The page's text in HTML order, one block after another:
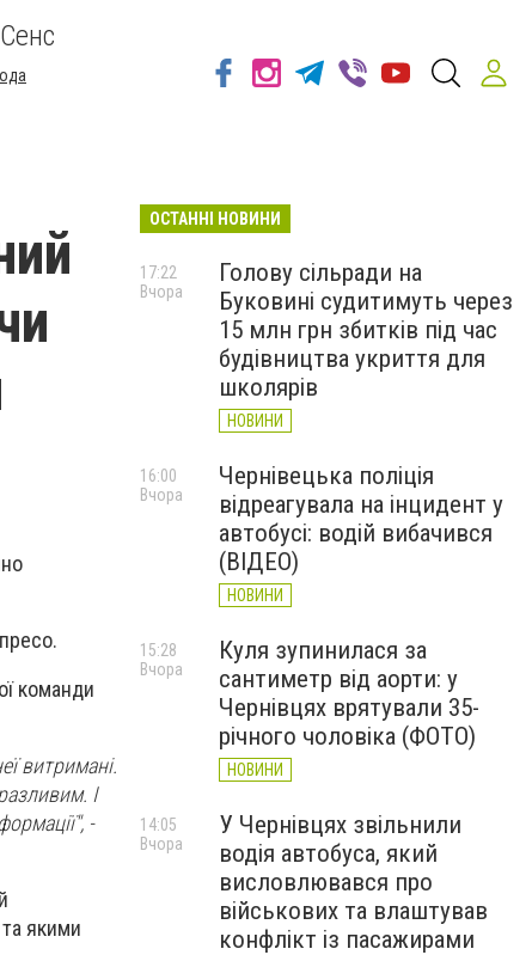
команди
витримані.
І
-
якими
ОСТАННІ НОВИНИ
Голову сільради на
Буковині судитимуть через
15 млн грн збитків під час
будівництва укриття для
школярів
НОВИНИ
17:22
Вчора
Чернівецька поліція
відреагувала на інцидент у
автобусі: водій вибачився
(ВІДЕО)
НОВИНИ
16:00
Вчора
Куля зупинилася за
сантиметр від аорти: у
Чернівцях врятували 35-
річного чоловіка (ФОТО)
НОВИНИ
15:28
Вчора
У Чернівцях звільнили
водія автобуса, який
висловлювався про
військових та влаштував
конфлікт із пасажирами
14:05
Вчора